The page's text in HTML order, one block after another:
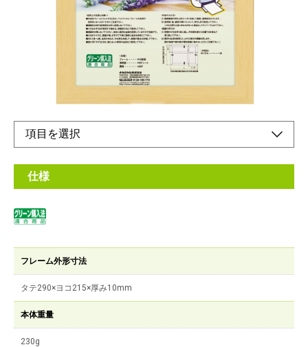
軽量設計！フレームには再生樹脂を使用した環境にやさしい額縁
オンラインショップ
仕様
フレーム外形寸法
タテ290×ヨコ215×厚み10mm
本体重量
230g